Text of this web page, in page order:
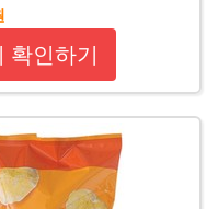
확인하기